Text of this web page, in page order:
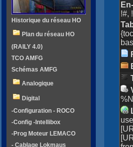
!#,
Historique du réseau HO
Plan du réseau HO
(RAILY 4.0)
TCO AMFG
Schémas AMFG
Analogique
Digital
-Configuration - ROCO
-Config -Intellibox
-Prog Moteur LEMACO
- Cablage Lokmaus